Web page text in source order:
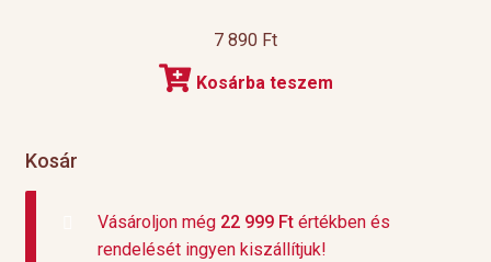
7 890 Ft
Kosárba teszem
Kosár
Vásároljon még 22 999 Ftértékben és
rendelését ingyen kiszállítjuk!